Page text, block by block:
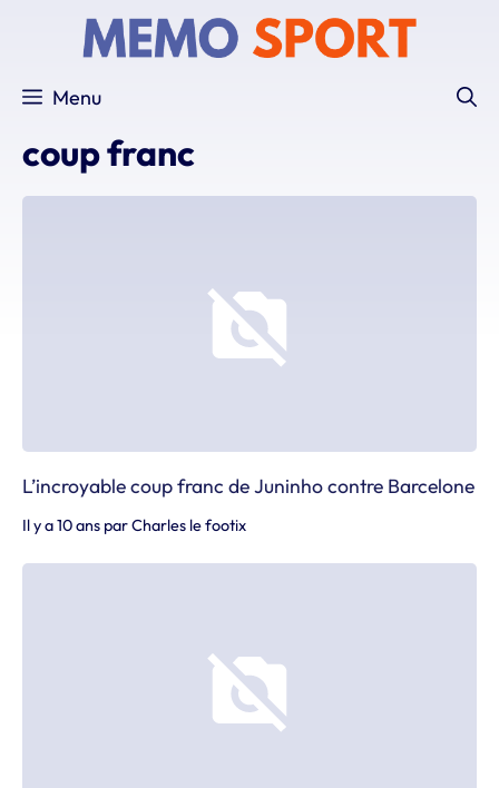
Menu
coup franc
L’incroyable coup franc de Juninho contre Barcelone
Il y a 10 ans parCharles le footix